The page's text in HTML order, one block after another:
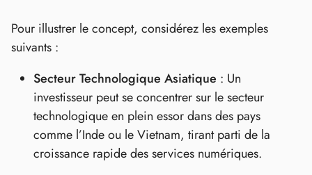
Pour illustrer le concept, considérez les exemples
suivants :
Secteur Technologique Asiatique : Un
investisseur peut se concentrer sur le secteur
technologique en plein essor dans des pays
comme l’Inde ou le Vietnam, tirant parti de la
croissance rapide des services numériques.